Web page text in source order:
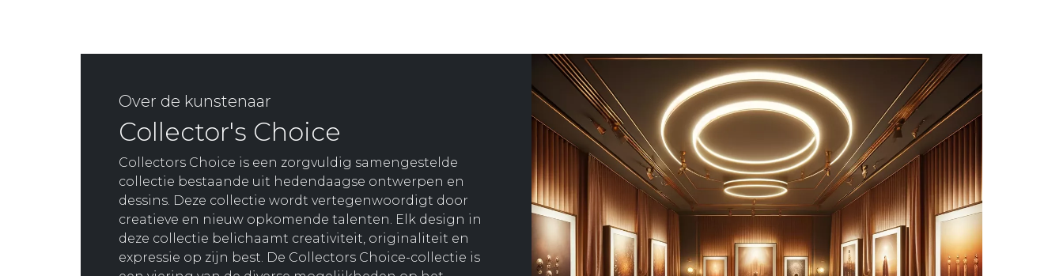
Over de kunstenaar
Collector's Choice
Collectors Choice is een zorgvuldig samengestelde
collectie bestaande uit hedendaagse ontwerpen en
dessins. Deze collectie wordt vertegenwoordigt door
creatieve en nieuw opkomende talenten. Elk design in
deze collectie belichaamt creativiteit, originaliteit en
expressie op zijn best. De Collectors Choice-collectie is